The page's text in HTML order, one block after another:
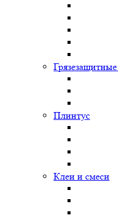
Плинтус
Клеи и смеси